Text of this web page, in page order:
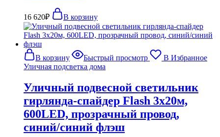
16 620₽ В корзину
В корзину Быстрый просмотр
В Избранное
Уличная подсветка дома
Уличный подвесной светильник
гирлянда-спайдер Flash 3х20м,
600LED, прозрачный провод,
синий/синий флэш